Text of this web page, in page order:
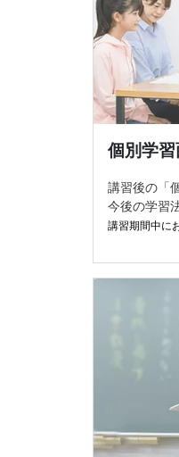
個別学
講習後の「
今後の学習
講習期間中に